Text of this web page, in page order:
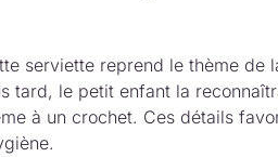
serviette reprend le thème de
tard, le petit enfant la
à un crochet. Ces détails